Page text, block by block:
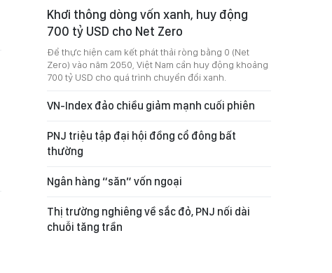
Khơi thông dòng vốn xanh, huy động
700 tỷ USD cho Net Zero
Để thực hiện cam kết phát thải ròng bằng 0 (Net
Zero) vào năm 2050, Việt Nam cần huy động khoảng
700 tỷ USD cho quá trình chuyển đổi xanh.
VN-Index đảo chiều giảm mạnh cuối phiên
PNJ triệu tập đại hội đồng cổ đông bất
thường
Ngân hàng “săn” vốn ngoại
Thị trường nghiêng về sắc đỏ, PNJ nối dài
chuỗi tăng trần